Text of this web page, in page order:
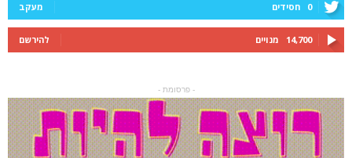
0 חסידים מעקב
14,700 מנויים להירשם
- פרסומת -